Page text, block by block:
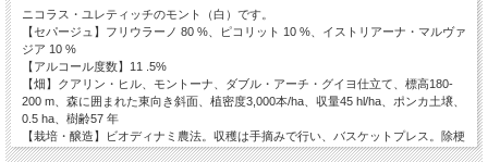
ニコラス・ユレティッチのモント（白）です。
【セパージュ】フリウラーノ 80 %、ピコリット 10 %、イストリアーナ・マルヴァ
ジア 10 %
【アルコール度数】11 .5%
【畑】クアリン・ヒル、モントーナ、ダブル・アーチ・グイヨ仕立て、標高180-
200 m、森に囲まれた東向き斜面、植密度3,000本/ha、収量45 hl/ha、ポンカ土壌、
0.5 ha、樹齢57 年
【栽培・醸造】ビオディナミ農法。収穫は手摘みで行い、バスケットプレス。除梗
せずにコンクリートタンクで2日間マセラシオンを行う。そのまま野生酵母を使用